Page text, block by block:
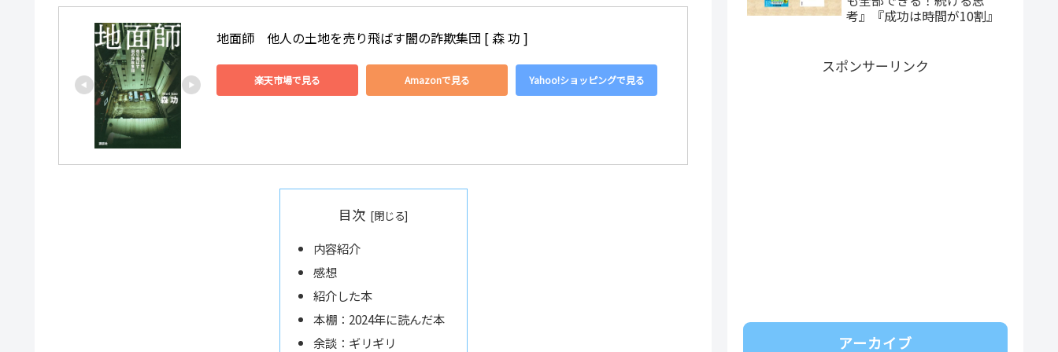
地面師　他人の土地を売り飛ばす闇の詐欺集団 [ 森 功 ]
楽天市場で見る Amazonで見る Yahoo!ショッピングで見る
目次
内容紹介
感想
紹介した本
本棚：2024年に読んだ本
余談：ギリギリ
考』『成功は時間が10割』
スポンサーリンク
アーカイブ